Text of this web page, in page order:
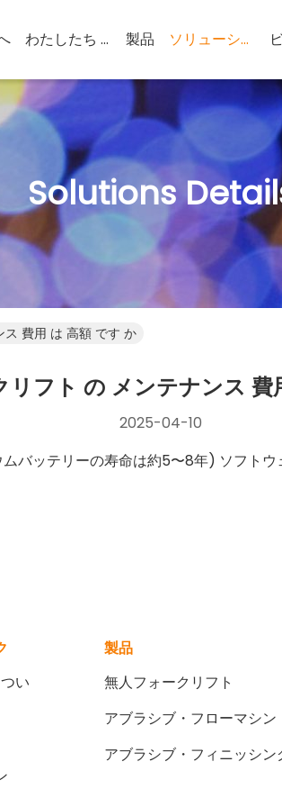
わたしたち に つい て 製品 ソリューション
Solutions
費用 は 高額 です か
リフト の メンテナンス 費
2025-04-10
バッテリーの寿命は約5〜8年) ソフト
い
製品
無人フォークリフト
アブラシブ・フローマシン
アブラシブ・フィニッシン